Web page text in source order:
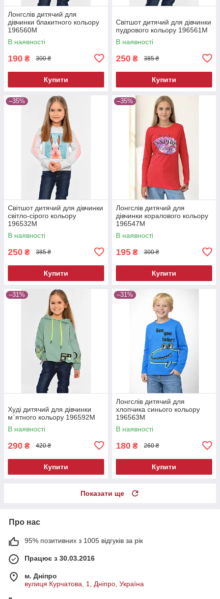
Лонгслів дитячий для
дівчинки блакитного кольору
196560M
В наявності
190 ₴ 300 ₴
Купити
Світшот дитячий для дівчинки
пудрового кольору 196561M
В наявності
250 ₴ 385 ₴
Купити
–35%
Світшот дитячий для дівчинки
світло-сірого кольору
196532M
В наявності
250 ₴ 385 ₴
Купити
–35%
Лонгслів дитячий для
дівчинки коралового кольору
196547M
В наявності
195 ₴ 300 ₴
Купити
–31%
Худі дитячий для дівчинки
м`ятного кольору 196592M
В наявності
290 ₴ 420 ₴
Купити
–31%
Лонгслів дитячий для
хлопчика синього кольору
196563M
В наявності
180 ₴ 260 ₴
Купити
Показати ще
Про нас
95% позитивних з 1005 відгуків за рік
Працює з 30.03.2016
м. Дніпро
вулиця Курчатова, 1, Дніпро, Україна